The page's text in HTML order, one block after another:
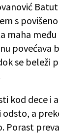
s
maha među
povećava
se beleži
kod dece i
odsto, a
Porast